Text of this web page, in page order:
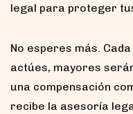
legal para proteger
No esperes más.
actúes, mayores
una compensación
recibe la asesoría